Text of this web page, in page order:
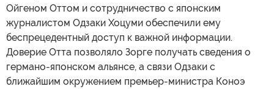
Ойгеном Оттом и сотрудничество с японским
журналистом Одзаки Хоцуми обеспечили ему
беспрецедентный доступ к важной информации.
Доверие Отта позволяло Зорге получать сведения о
германо-японском альянсе, а связи Одзаки с
ближайшим окружением премьер-министра Коноэ